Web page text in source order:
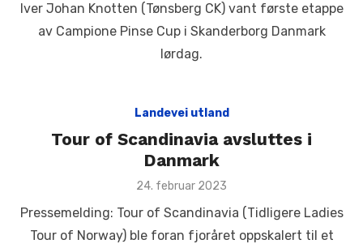
Iver Johan Knotten (Tønsberg CK) vant første etappe
av Campione Pinse Cup i Skanderborg Danmark
lørdag.
Landevei utland
Tour of Scandinavia avsluttes i
Danmark
Posted
24. februar 2023
Pressemelding: Tour of Scandinavia (Tidligere Ladies
Tour of Norway) ble foran fjoråret oppskalert til et